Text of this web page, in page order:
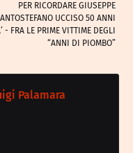
PER RICORDARE GIUSEPPE
UCCISO 50 ANNI
- FRA LE PRIME VITTIME DEGLI
“ANNI DI PIOMBO”
Palamara